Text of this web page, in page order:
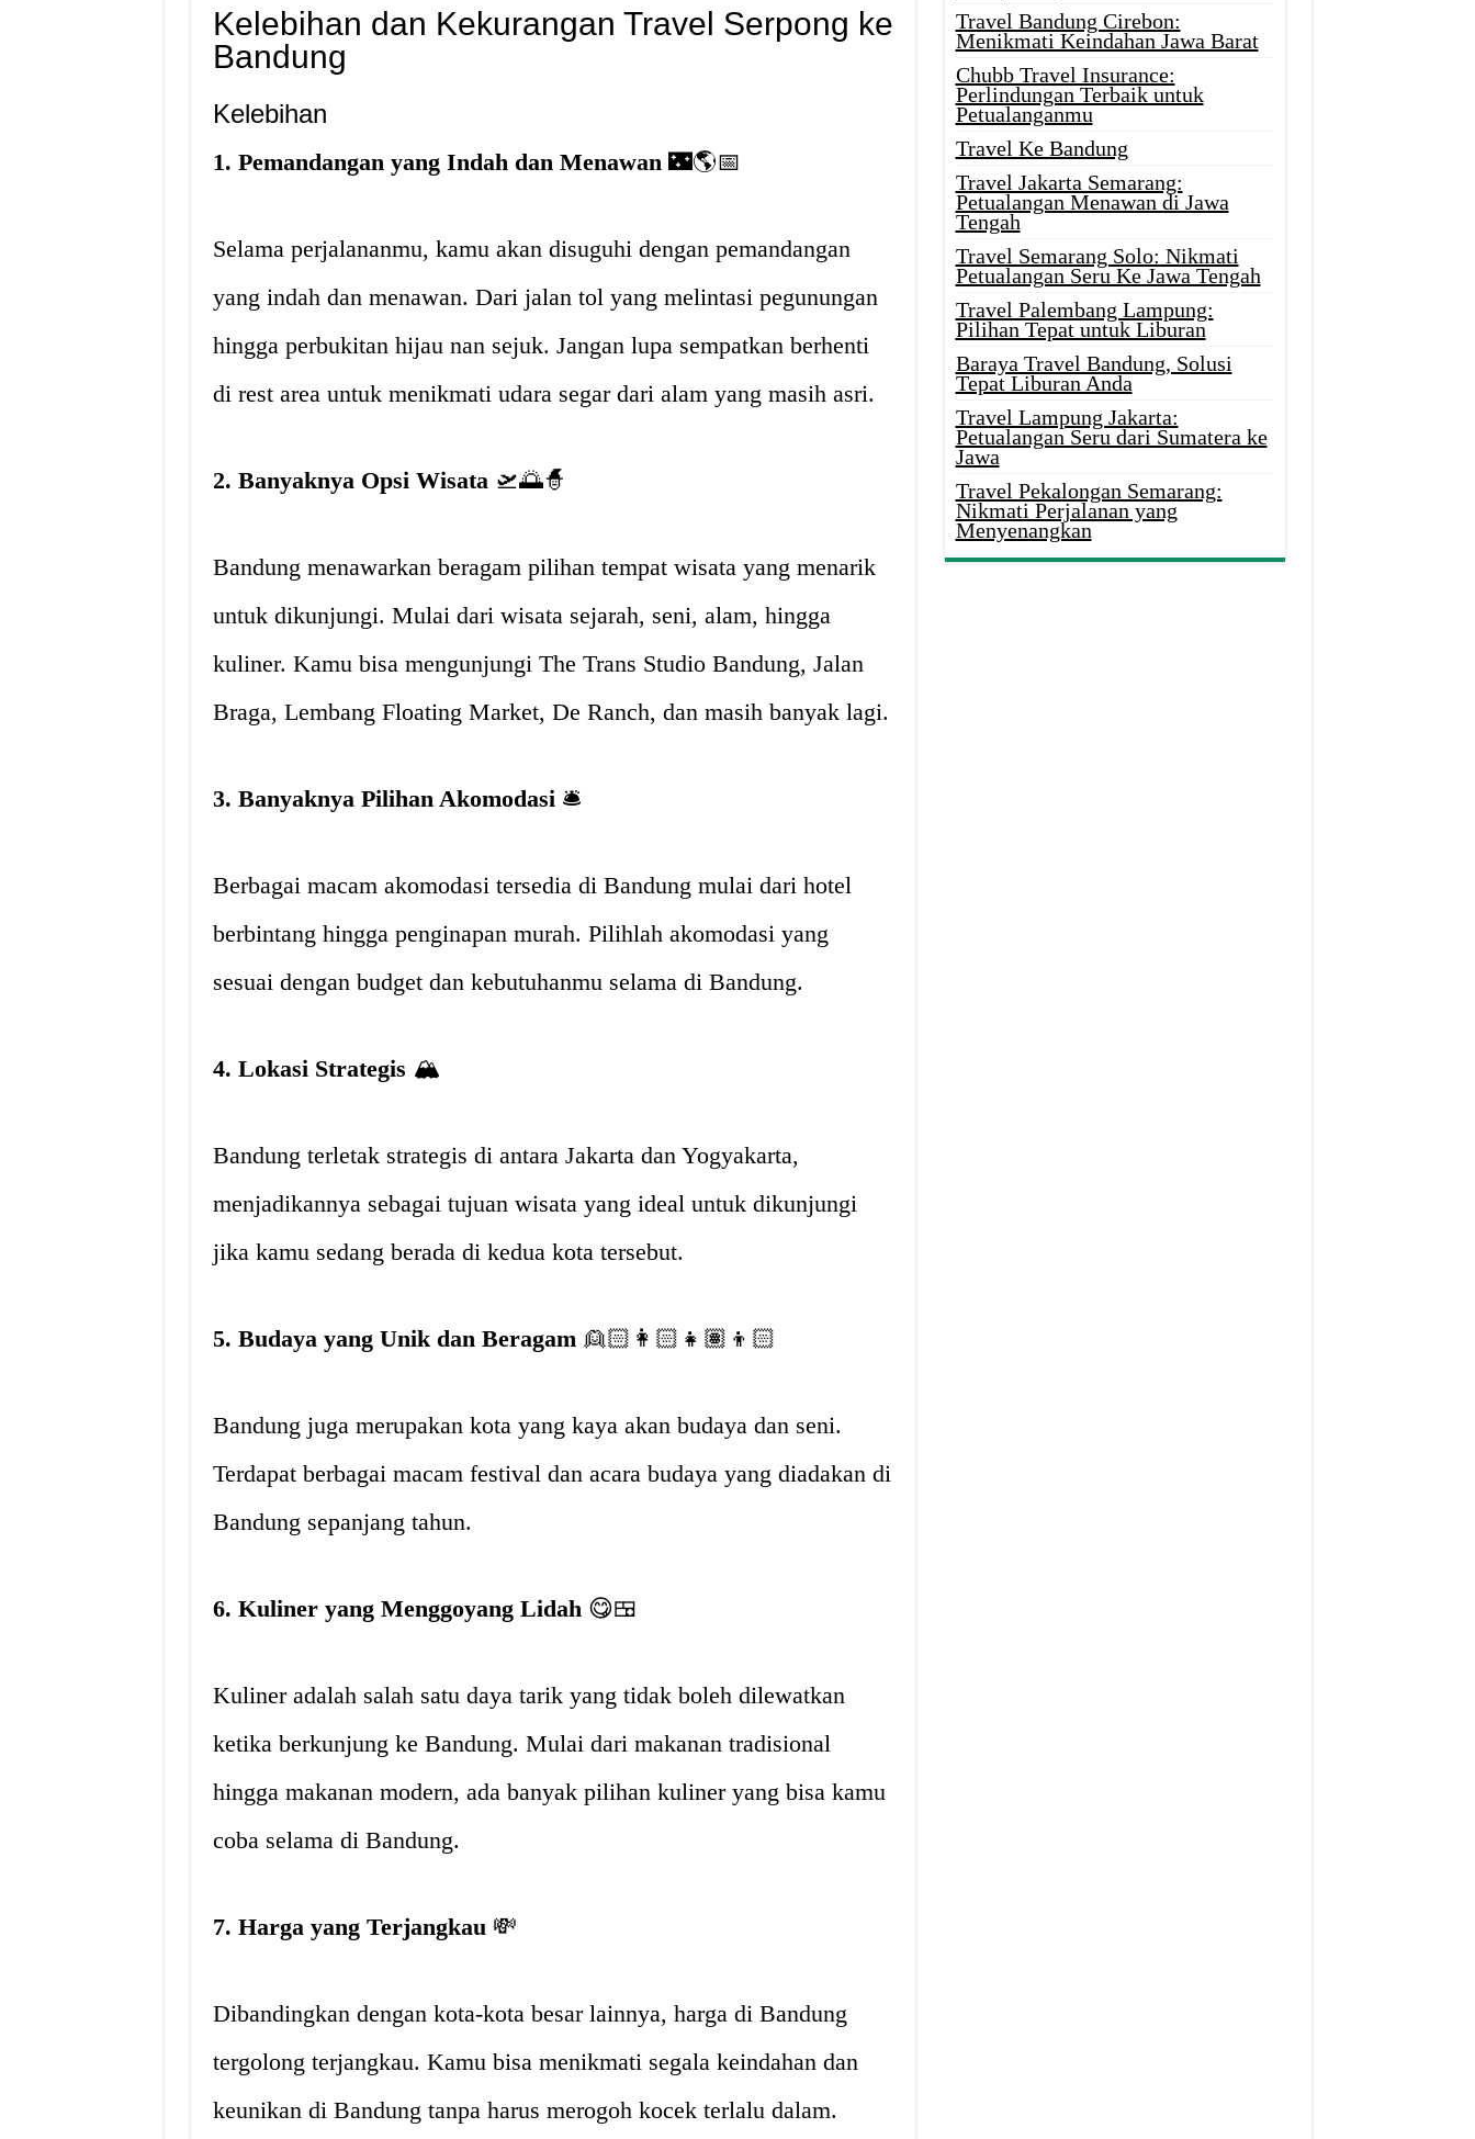
Kelebihan dan Kekurangan Travel Serpong ke
Bandung
Kelebihan
1. Pemandangan yang Indah dan Menawan🌃🌎📅
Selama perjalananmu, kamu akan disuguhi dengan pemandangan
yang indah dan menawan. Dari jalan tol yang melintasi pegunungan
hingga perbukitan hijau nan sejuk. Jangan lupa sempatkan berhenti
di rest area untuk menikmati udara segar dari alam yang masih asri.
2. Banyaknya Opsi Wisata🛫🌅🧙
Bandung menawarkan beragam pilihan tempat wisata yang menarik
untuk dikunjungi. Mulai dari wisata sejarah, seni, alam, hingga
kuliner. Kamu bisa mengunjungi The Trans Studio Bandung, Jalan
Braga, Lembang Floating Market, De Ranch, dan masih banyak lagi.
3. Banyaknya Pilihan Akomodasi🛎
Berbagai macam akomodasi tersedia di Bandung mulai dari hotel
berbintang hingga penginapan murah. Pilihlah akomodasi yang
sesuai dengan budget dan kebutuhanmu selama di Bandung.
4. Lokasi Strategis 🏔
Bandung terletak strategis di antara Jakarta dan Yogyakarta,
menjadikannya sebagai tujuan wisata yang ideal untuk dikunjungi
jika kamu sedang berada di kedua kota tersebut.
5. Budaya yang Unik dan Beragam👱🏻‍👩🏻‍👧🏽‍👦🏻
Bandung juga merupakan kota yang kaya akan budaya dan seni.
Terdapat berbagai macam festival dan acara budaya yang diadakan di
Bandung sepanjang tahun.
6. Kuliner yang Menggoyang Lidah😋🍱
Kuliner adalah salah satu daya tarik yang tidak boleh dilewatkan
ketika berkunjung ke Bandung. Mulai dari makanan tradisional
hingga makanan modern, ada banyak pilihan kuliner yang bisa kamu
coba selama di Bandung.
7. Harga yang Terjangkau💸
Dibandingkan dengan kota-kota besar lainnya, harga di Bandung
tergolong terjangkau. Kamu bisa menikmati segala keindahan dan
keunikan di Bandung tanpa harus merogoh kocek terlalu dalam.
Travel Bandung Cirebon:
Menikmati Keindahan Jawa Barat
Chubb Travel Insurance:
Perlindungan Terbaik untuk
Petualanganmu
Travel Ke Bandung
Travel Jakarta Semarang:
Petualangan Menawan di Jawa
Tengah
Travel Semarang Solo: Nikmati
Petualangan Seru Ke Jawa Tengah
Travel Palembang Lampung:
Pilihan Tepat untuk Liburan
Baraya Travel Bandung, Solusi
Tepat Liburan Anda
Travel Lampung Jakarta:
Petualangan Seru dari Sumatera ke
Jawa
Travel Pekalongan Semarang:
Nikmati Perjalanan yang
Menyenangkan